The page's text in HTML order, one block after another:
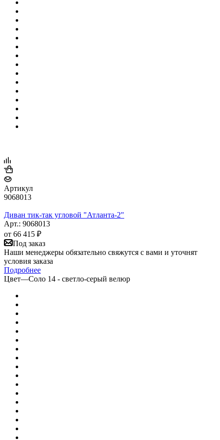
Артикул
9068013
Диван тик-так угловой "Атланта-2"
Арт.: 9068013
от 66 415 ₽
Под заказ
Наши менеджеры обязательно свяжутся с вами и уточнят
условия заказа
Подробнее
Цвет—Соло 14 - светло-серый велюр